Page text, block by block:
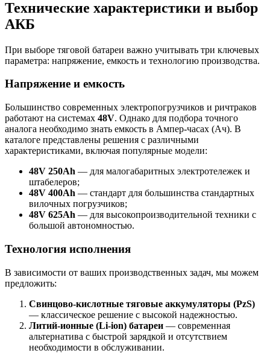
Технические характеристики и выбор
АКБ
При выборе тяговой батареи важно учитывать три ключевых
параметра: напряжение, емкость и технологию производства.
Напряжение и емкость
Большинство современных электропогрузчиков и ричтраков
работают на системах 48V. Однако для подбора точного
аналога необходимо знать емкость в Ампер-часах (Ач). В
каталоге представлены решения с различными
характеристиками, включая популярные модели:
48V 250Ah — для малогабаритных электротележек и
штабелеров;
48V 400Ah — стандарт для большинства стандартных
вилочных погрузчиков;
48V 625Ah — для высокопроизводительной техники с
большой автономностью.
Технология исполнения
В зависимости от ваших производственных задач, мы можем
предложить:
Свинцово-кислотные тяговые аккумуляторы (PzS)
— классическое решение с высокой надежностью.
Литий-ионные (Li-ion) батареи — современная
альтернатива с быстрой зарядкой и отсутствием
необходимости в обслуживании.